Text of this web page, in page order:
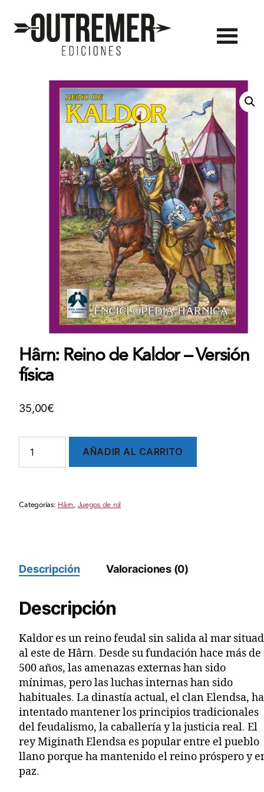
Hârn: Reino de Kaldor – Versión
física
35,00€
Reino
de
-
AÑADIR AL CARRITO
Categorías:Hârn,Juegos de rol
Descripción Valoraciones (0)
Descripción
Kaldor es un reino feudal sin salida al mar
al este de Hârn. Desde su fundación hace más de
500 años, las amenazas externas han sido
mínimas, pero las luchas internas han sido
habituales. La dinastía actual, el clan Elendsa, ha
intentado mantener los principios tradicionales
del feudalismo, la caballería y la justicia real. El
rey Miginath Elendsa es popular entre el pueblo
llano porque ha mantenido el reino próspero y
paz.